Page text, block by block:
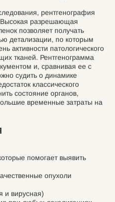
рентгенография
разрешающая
позволяет получать
детализации, по которым
активности патологического
тканей. Рентгенограмма
и, сравнивая ее с
судить о динамике
классического
состояние органов,
временные затраты на
помогает выявить
опухоли
и вирусная)